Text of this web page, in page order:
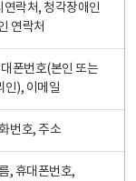
락처, 청각장애인
연락처
폰번호(본인 또는
인), 이메일
번호, 주소
, 휴대폰번호,